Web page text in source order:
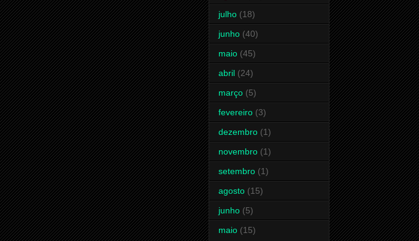
julho (18)
junho (40)
maio (45)
abril (24)
março (5)
fevereiro (3)
dezembro (1)
novembro (1)
setembro (1)
agosto (15)
junho (5)
maio (15)